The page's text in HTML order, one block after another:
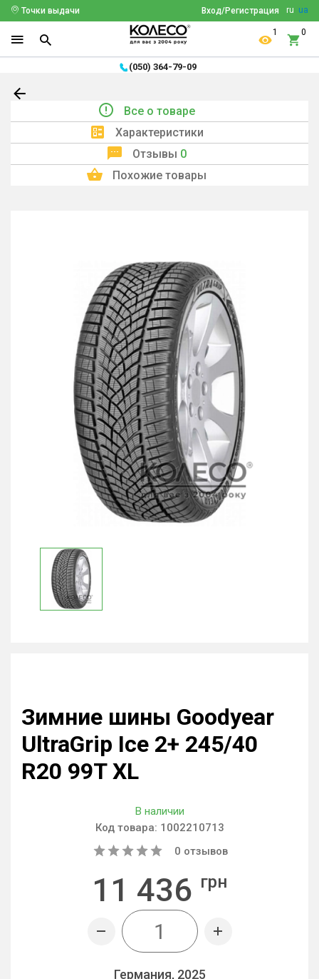
ru ua
Вход/Регистрация
Точки выдачи
1 0
(050) 364-79-09
Все о товаре
Характеристики
Отзывы 0
Похожие товары
Зимние шины Goodyear
UltraGrip Ice 2+ 245/40
R20 99T XL
В наличии
Код товара: 1002210713
0 отзывов
11 436 грн
Германия, 2025